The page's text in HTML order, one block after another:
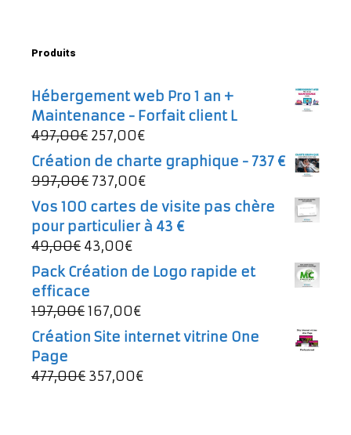
Produits
Hébergement web Pro 1 an +
Maintenance - Forfait client L
497,00€ Le
prix
initial
était :
497,00€.
257,00€Le
prix
actuel
257,00€.
Création de charte graphique - 737 €
997,00€ Le
prix
initial
était :
997,00€.
737,00€Le
prix
actuel
Vos 100 cartes de visite pas chère
pour particulier à 43 €
49,00€ Le
prix
initial
était :
49,00€.
43,00€Le
prix
actuel
est :
Pack Création de Logo rapide et
efficace
197,00€Le
prix
était :
197,00€.
167,00€Le
prix
est :
Création Site internet vitrine One
Page
477,00€ Le
357,00€Le